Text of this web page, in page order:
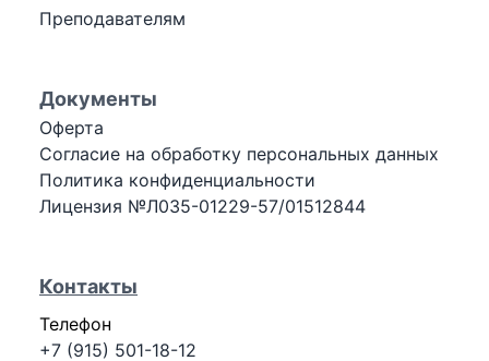
Преподавателям
Документы
Оферта
Согласие на обработку персональных данных
Политика конфиденциальности
Лицензия №Л035-01229-57/01512844
Контакты
Телефон
+7 (915) 501-18-12